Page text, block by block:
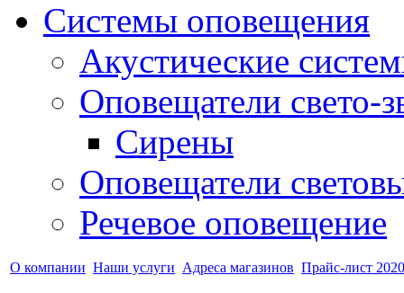
Системы оповещения
Акустические
Оповещатели свето-
Сирены
Оповещатели
Речевое оповещение
О компании Наши услуги Адреса магазинов Прайс-лист